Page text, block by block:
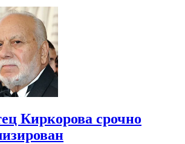
Киркорова срочно